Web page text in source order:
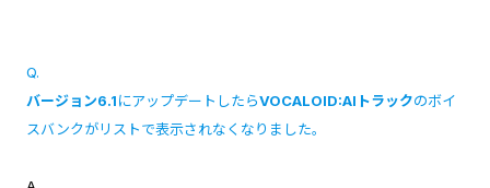
Q.
バージョン6.1にアップデートしたらVOCALOID:AIトラックのボイ
スバンクがリストで表示されなくなりました。